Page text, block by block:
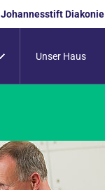
Johannesstift Diakonie
Unser Haus